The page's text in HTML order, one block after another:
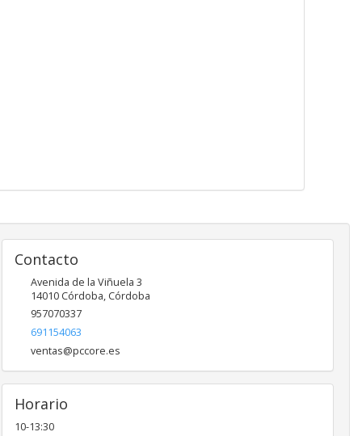
Contacto
Avenida de la Viñuela 3
14010 Córdoba, Córdoba
957070337
691154063
ventas@pccore.es
Horario
10-13:30